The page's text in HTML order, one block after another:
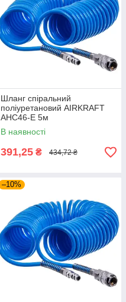
Шланг спіральний
поліуретановий AIRKRAFT
AHC46-E 5м
В наявності
391,25 ₴ 434,72 ₴
–10%